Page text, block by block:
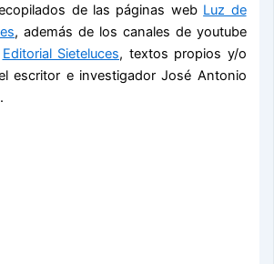
de las páginas web Luz de
, además de los canales de youtube
Editorial Sieteluces, textos propios y/o
escritor e investigador José Antonio